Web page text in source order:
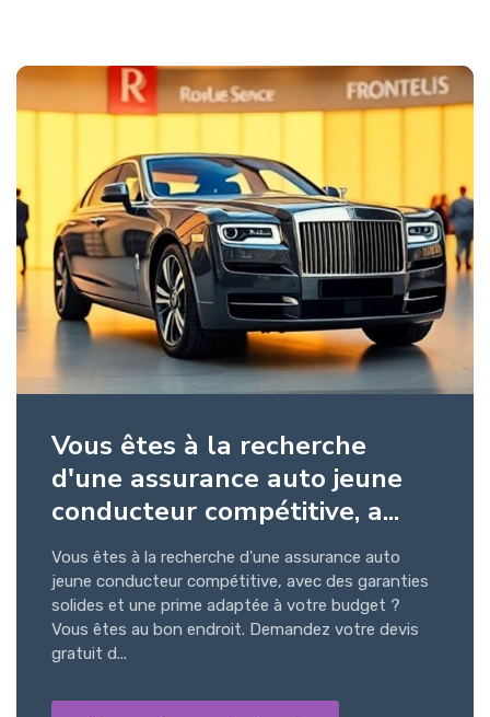
Vous êtes à la recherche
d'une assurance auto jeune
conducteur compétitive, a...
Vous êtes à la recherche d'une assurance auto
jeune conducteur compétitive, avec des garanties
solides et une prime adaptée à votre budget ?
Vous êtes au bon endroit. Demandez votre devis
gratuit d...